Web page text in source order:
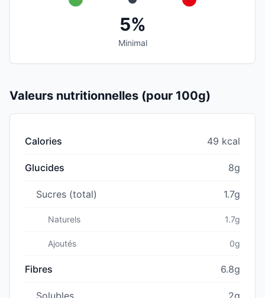
5%
Minimal
Valeurs nutritionnelles (pour 100g)
Calories 49 kcal
Glucides 8g
Sucres (total) 1.7g
Naturels 1.7g
Ajoutés 0g
Fibres 6.8g
Solubles 2g